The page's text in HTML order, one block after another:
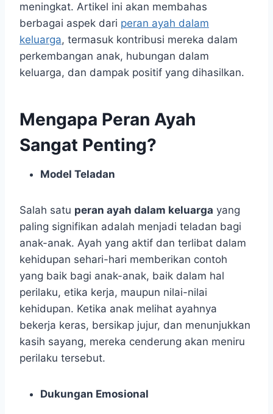
meningkat. Artikel ini akan membahas
berbagai aspek dari peran ayah dalam
keluarga, termasuk kontribusi mereka dalam
perkembangan anak, hubungan dalam
keluarga, dan dampak positif yang dihasilkan.
Mengapa Peran Ayah
Sangat Penting?
Model Teladan
Salah satu peran ayah dalam keluarga yang
paling signifikan adalah menjadi teladan bagi
anak-anak. Ayah yang aktif dan terlibat dalam
kehidupan sehari-hari memberikan contoh
yang baik bagi anak-anak, baik dalam hal
perilaku, etika kerja, maupun nilai-nilai
kehidupan. Ketika anak melihat ayahnya
bekerja keras, bersikap jujur, dan menunjukkan
kasih sayang, mereka cenderung akan meniru
perilaku tersebut.
Dukungan Emosional